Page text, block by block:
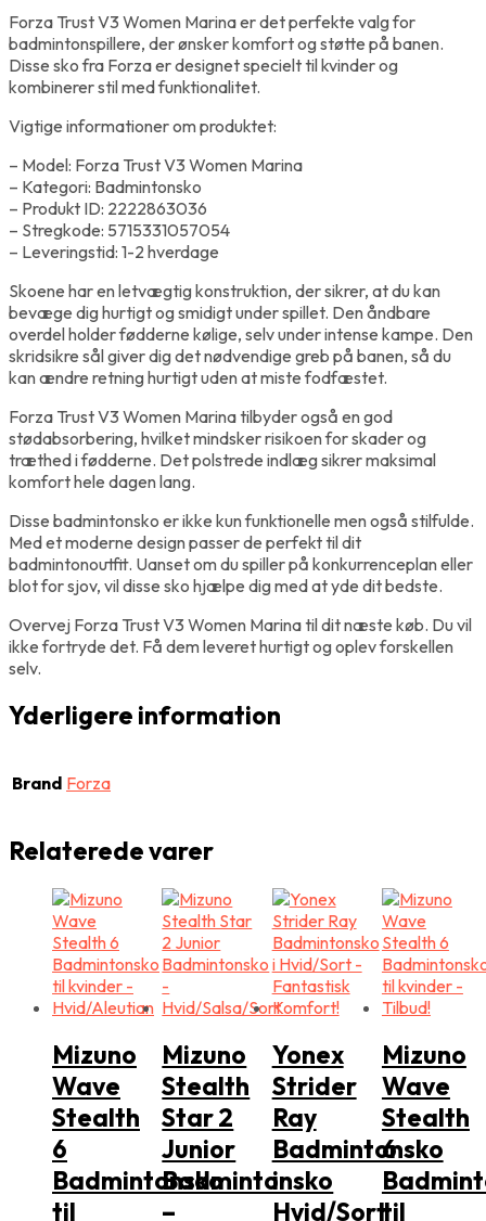
Forza Trust V3 Women Marina er det perfekte valg for
badmintonspillere, der ønsker komfort og støtte på banen.
Disse sko fra Forza er designet specielt til kvinder og
kombinerer stil med funktionalitet.
Vigtige informationer om produktet:
– Model: Forza Trust V3 Women Marina
– Kategori: Badmintonsko
– Produkt ID: 2222863036
– Stregkode: 5715331057054
– Leveringstid: 1-2 hverdage
Skoene har en letvægtig konstruktion, der sikrer, at du kan
bevæge dig hurtigt og smidigt under spillet. Den åndbare
overdel holder fødderne kølige, selv under intense kampe. Den
skridsikre sål giver dig det nødvendige greb på banen, så du
kan ændre retning hurtigt uden at miste fodfæstet.
Forza Trust V3 Women Marina tilbyder også en god
stødabsorbering, hvilket mindsker risikoen for skader og
træthed i fødderne. Det polstrede indlæg sikrer maksimal
komfort hele dagen lang.
Disse badmintonsko er ikke kun funktionelle men også stilfulde.
Med et moderne design passer de perfekt til dit
badmintonoutfit. Uanset om du spiller på konkurrenceplan eller
blot for sjov, vil disse sko hjælpe dig med at yde dit bedste.
Overvej Forza Trust V3 Women Marina til dit næste køb. Du vil
ikke fortryde det. Få dem leveret hurtigt og oplev forskellen
selv.
Yderligere information
Brand Forza
Relaterede varer
Mizuno
Wave
Stealth
6
Badmintonsko
til
Mizuno
Stealth
Star 2
Junior
Badmintonsko
–
Yonex
Strider
Ray
Badmintonsko
i
Hvid/Sort
Mizuno
Wave
Stealth
6
til